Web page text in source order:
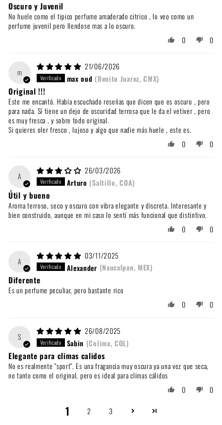
Oscuro y Juvenil
No huele como el tipico perfume amaderado citrico , lo veo como un
perfume juvenil pero llendose mas a lo oscuro.
0
0
m
21/06/2026
max oud (Benito Juarez, CMX)
Original !!!
Este me encantó. Había escuchado reseñas que dicen que es oscuro , pero
para nada. Sí tiene un dejo de oscuridad terrosa que le da el vetiver , pero
es muy fresca , y sobre todo original.
Si quieres oler fresco , lujoso y algo que nadie más huele , este es.
0
0
A
26/03/2026
Arturo (Saltillo, COA)
Útil y bueno
Aroma terroso, seco y oscuro con vibra elegante y discreta. Interesante y
bien construido, aunque en mi caso lo sentí más funcional que distintivo.
0
0
A
03/11/2025
Alexander (Naucalpan, MEX)
Diferente
Es un perfume peculiar, pero bastante rico
0
0
S
26/08/2025
Sabin (Colima, COL)
Elegante para climas calidos
No es realmente "sport". Es una fragancia muy oscura ya una vez que seca,
no tanto como el original, pero es ideal para climas cálidos
0
0
1 2 3